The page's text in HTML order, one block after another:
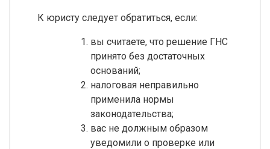
К юристу следует обратиться, если:
вы считаете, что решение ГНС
принято без достаточных
оснований;
налоговая неправильно
применила нормы
законодательства;
вас не должным образом
уведомили о проверке или